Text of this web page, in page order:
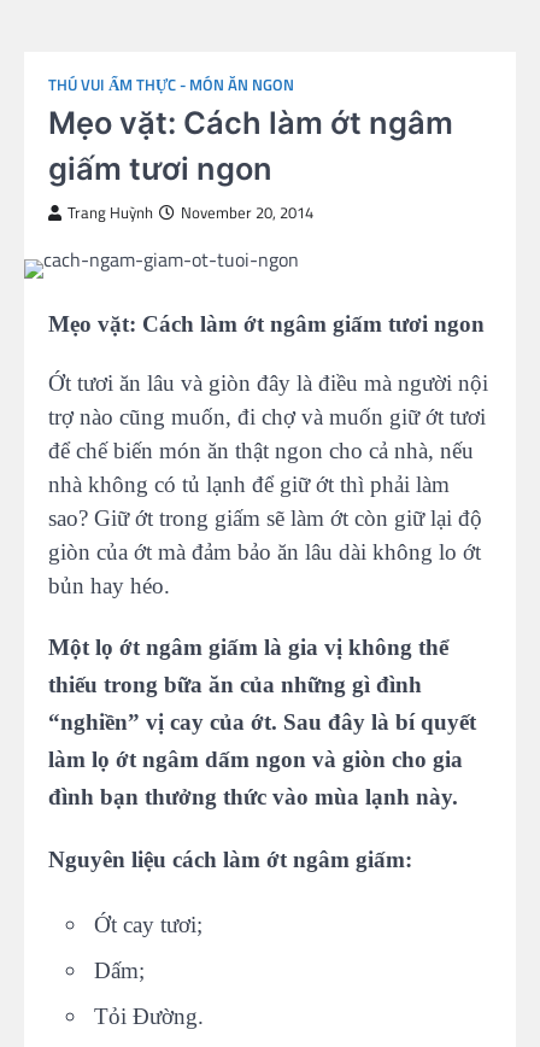
THÚ VUI ẨM THỰC - MÓN ĂN NGON
Mẹo vặt: Cách làm ớt ngâm
giấm tươi ngon
Trang Huỳnh November 20, 2014
Mẹo vặt: Cách làm ớt ngâm giấm tươi ngon
Ớt tươi ăn lâu và giòn đây là điều mà người nội
trợ nào cũng muốn, đi chợ và muốn giữ ớt tươi
để chế biến món ăn thật ngon cho cả nhà, nếu
nhà không có tủ lạnh để giữ ớt thì phải làm
sao? Giữ ớt trong giấm sẽ làm ớt còn giữ lại độ
giòn của ớt mà đảm bảo ăn lâu dài không lo ớt
bủn hay héo.
Một lọ ớt ngâm giấm là gia vị không thể
thiếu trong bữa ăn của những gì đình
“nghiền” vị cay của ớt. Sau đây là bí quyết
làm lọ ớt ngâm dấm ngon và giòn cho gia
đình bạn thưởng thức vào mùa lạnh này.
Nguyên liệu cách làm ớt ngâm giấm:
Ớt cay tươi;
Dấm;
Tỏi Đường.